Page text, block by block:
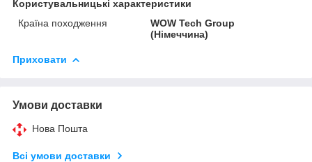
Користувальницькі характеристики
Країна походження
WOW Tech Group
(Німеччина)
Приховати
Умови доставки
Нова Пошта
Всі умови доставки